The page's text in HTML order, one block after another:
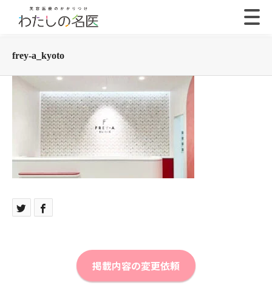
frey-a_kyoto
掲載内容の変更依頼